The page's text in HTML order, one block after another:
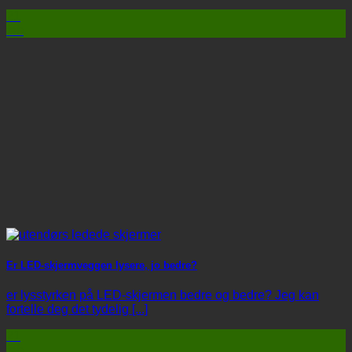
Er LED-skjermveggen lysere, jo bedre?
er lysstyrken på LED-skjermen bedre og bedre? Jeg kan
fortelle deg det tydelig [...]